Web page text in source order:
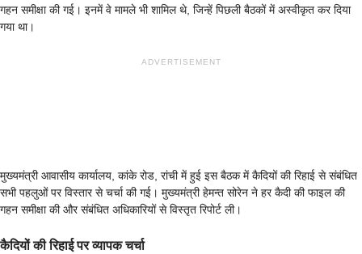
गहन समीक्षा की गई। इनमें वे मामले भी शामिल थे, जिन्हें पिछली बैठकों में अस्वीकृत कर दिया
गया था।
ADVERTISEMENT
मुख्यमंत्री आवासीय कार्यालय, कांके रोड, रांची में हुई इस बैठक में कैदियों की रिहाई से संबंधित
सभी पहलुओं पर विस्तार से चर्चा की गई। मुख्यमंत्री हेमन्त सोरेन ने हर कैदी की फाइल की
गहन समीक्षा की और संबंधित अधिकारियों से विस्तृत रिपोर्ट ली।
कैदियों की रिहाई पर व्यापक चर्चा